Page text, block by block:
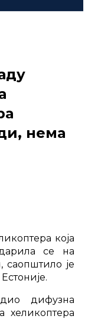
нема
која
се на
саопштило је
дифузна
хеликоптера